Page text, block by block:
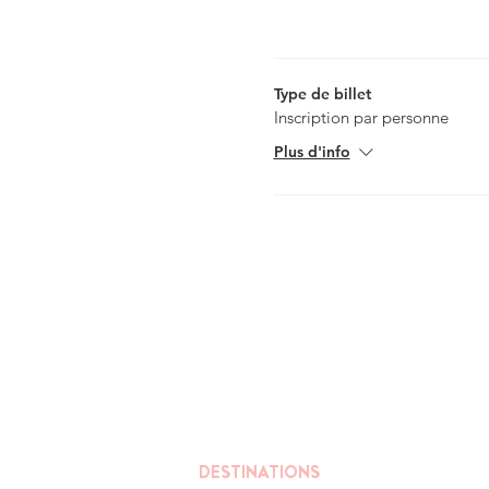
Veuillez noter que cette
Type de billet
Inscription par personne
Plus d'info
DESTINATIONS